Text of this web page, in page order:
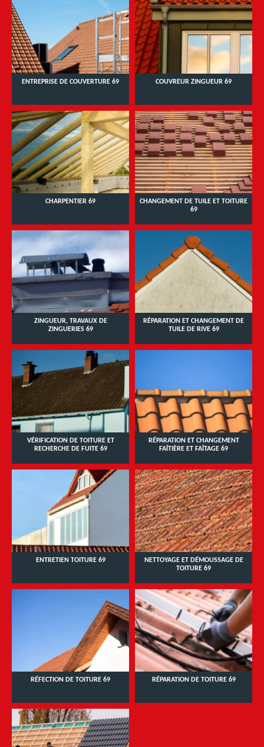
ENTREPRISE DE COUVERTURE 69 COUVREUR ZINGUEUR 69
CHARPENTIER 69
CHANGEMENT DE TUILE ET TOITURE
69
ZINGUEUR, TRAVAUX DE
ZINGUERIES 69
RÉPARATION ET CHANGEMENT DE
TUILE DE RIVE 69
VÉRIFICATION DE TOITURE ET
RECHERCHE DE FUITE 69
RÉPARATION ET CHANGEMENT
FAÎTIÈRE ET FAÎTAGE 69
ENTRETIEN TOITURE 69
NETTOYAGE ET DÉMOUSSAGE DE
TOITURE 69
RÉFECTION DE TOITURE 69 RÉPARATION DE TOITURE 69